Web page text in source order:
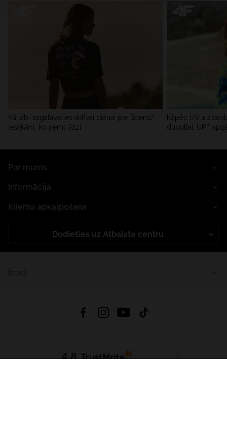
Kā labi sagatavoties aktīvai dienai pie ūdens?
Iesakām, ko ņemt līdzi
Kāpēc UV
dubultai: UPF
Par mums
Informācija
Klientu apkalpošana
Dodieties uz Atbalsta centru
4.8